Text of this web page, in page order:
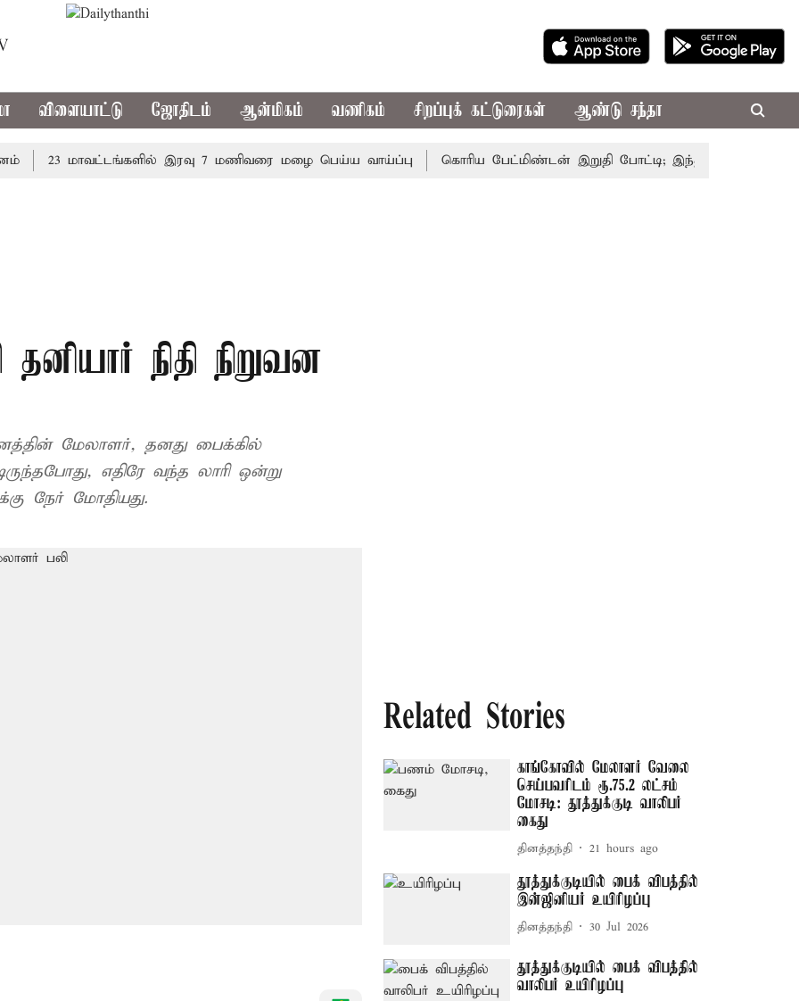
விளையாட்டு ஜோதிடம் ஆன்மிகம் வணிகம் சிறப்புக் கட்டுரைகள் ஆண்டு சந்தா
23 மாவட்டங்களில் இரவு 7 மணிவரை மழை பெய்ய வாய்ப்பு கொரிய பேட்மிண்டன் இறுதி போட்டி; இந்திய வீராங்கனை
நிதி நிறுவன
மேலாளர், தனது பைக்கில்
எதிரே வந்த லாரி ஒன்று
நேர் மோதியது.
Related Stories
காங்கோவில் மேலாளர் வேலை
செய்பவரிடம் ரூ.75.2 லட்சம்
மோசடி: தூத்துக்குடி வாலிபர்
கைது
தினத்தந்தி 21 hours ago
தூத்துக்குடியில் பைக் விபத்தில்
இன்ஜினியர் உயிரிழப்பு
தினத்தந்தி 30 Jul 2026
தூத்துக்குடியில் பைக் விபத்தில்
வாலிபர் உயிரிழப்பு